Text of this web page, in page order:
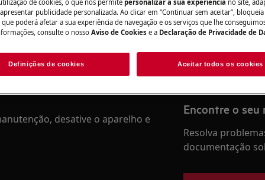
ou manutenção.
desative o aparelho e
assistência
Marcar serviço
Encontre o
Resolva
documentação
de cookies, o que nos permite personalizar a sua experiência no site,
publicidade personalizada. Ao clicar em “Continuar sem aceitar”,
que poderá afetar a sua experiência de navegação e os serviços que lhe
consulte o nosso Aviso de Cookies e a Declaração de Privacidade de
Definições de cookies Aceitar todos os cookies